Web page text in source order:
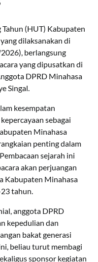
(HUT) Kabupaten
dilaksanakan di
berlangsung
yang dipusatkan di
DPRD Minahasa
Singal.
kesempatan
sebagai
Minahasa
penting dalam
sejarah ini
akan perjuangan
Kabupaten Minahasa
tahun.
anggota DPRD
kepedulian dan
bakat generasi
beliau turut membagi
sponsor kegiatan